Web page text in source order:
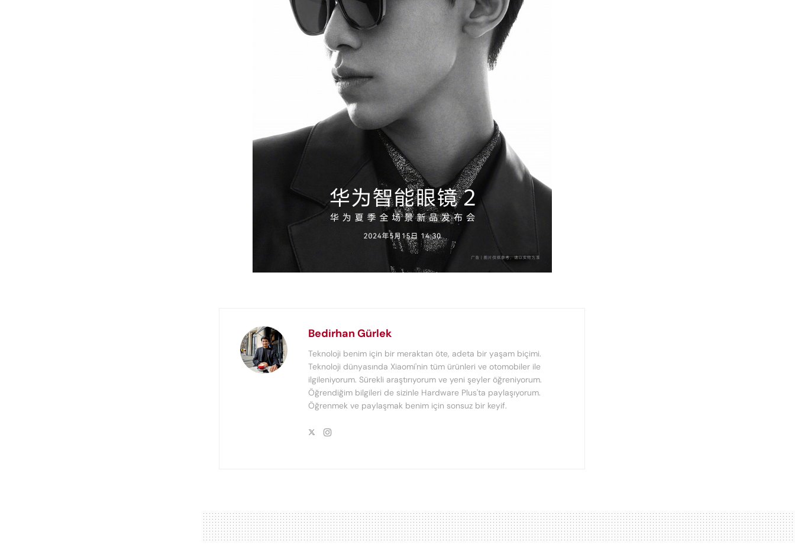
Bedirhan Gürlek
Teknoloji benim için bir meraktan öte, adeta bir yaşam biçimi.
Teknoloji dünyasında Xiaomi'nin tüm ürünleri ve otomobiler ile
ilgileniyorum. Sürekli araştırıyorum ve yeni şeyler öğreniyorum.
Öğrendiğim bilgileri de sizinle Hardware Plus'ta paylaşıyorum.
Öğrenmek ve paylaşmak benim için sonsuz bir keyif.